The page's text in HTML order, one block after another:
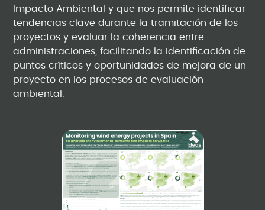
Impacto Ambiental y que nos permite identificar
tendencias clave durante la tramitación de los
proyectos y evaluar la coherencia entre
administraciones, facilitando la identificación de
puntos críticos y oportunidades de mejora de un
proyecto en los procesos de evaluación
ambiental.